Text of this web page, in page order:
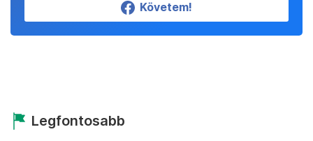
Követem!
Legfontosabb